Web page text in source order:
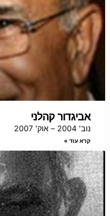
אביגדור קהלני
נוב' 2004 – אוק' 2007
קרא עוד »